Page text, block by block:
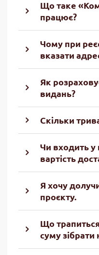
Що таке
працює?
Чому при
вказати
Як
видань?
Скільки
Чи входить у
вартість
Я хочу
проєкту.
Що
суму зібрати